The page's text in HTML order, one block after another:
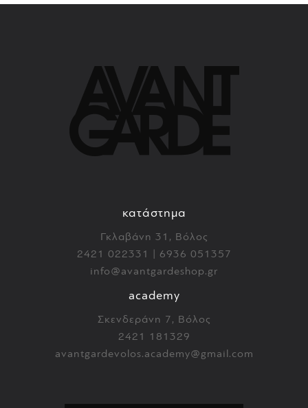
κατάστημα
Γκλαβάνη 31, Βόλος
2421 022331 | 6936 051357
info@avantgardeshop.gr
academy
Σκενδεράνη 7, Βόλος
2421 181329
avantgardevolos.academy@gmail.com